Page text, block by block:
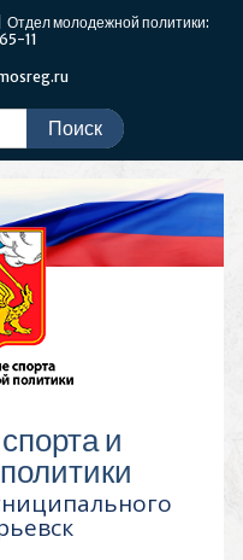
молодежной политики:
11
и